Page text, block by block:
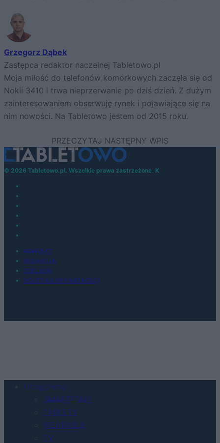
Grzegorz Dąbek
Zastępca redaktor naczelnej Tabletowo.pl
Moja miłość do telefonów komórkowych zaczęła się od
Nokii 3410 i trwa nieprzerwanie po dziś dzień. Z dużym
zainteresowaniem obserwuję rynek i pojawiające się na
nim nowości. Na Tabletowo jestem od 2015 roku.
© 2026 Tabletowo.pl. Wszelkie prawa zastrzeżone. K
KONTAKT
REDAKCJA
REKLAMA
POLITYKA PRYWATNOŚCI
Urządzenia
SMARTFONY
TABLETY
WEARABLE
TV